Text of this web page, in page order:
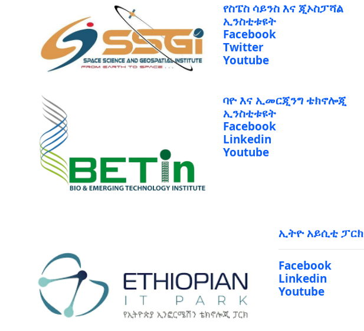
የስፔስ ሳይንስ እና ጂኦስፓሻል
ኢንስቲቱዩት
Facebook
Twitter
Youtube
ባዮ እና ኢመርጂንግ ቴክኖሎጂ
ኢንስቲቱዩት
Facebook
Linkedin
Youtube
ኢትዮ አይሲቲ ፓርክ
Facebook
Linkedin
Youtube